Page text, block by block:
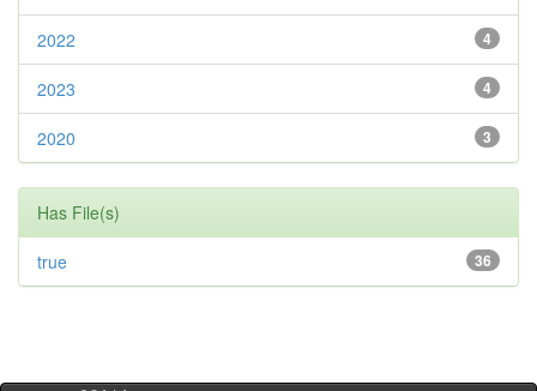
4
2022
4
2023
3
2020
Has File(s)
36
true